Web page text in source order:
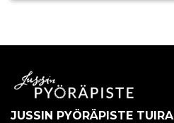
JUSSIN PYÖRÄPISTE TUIRA